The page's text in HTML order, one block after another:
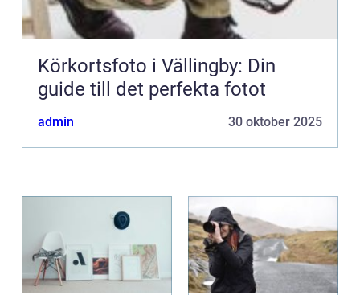
Körkortsfoto i Vällingby: Din
guide till det perfekta fotot
admin 30 oktober 2025